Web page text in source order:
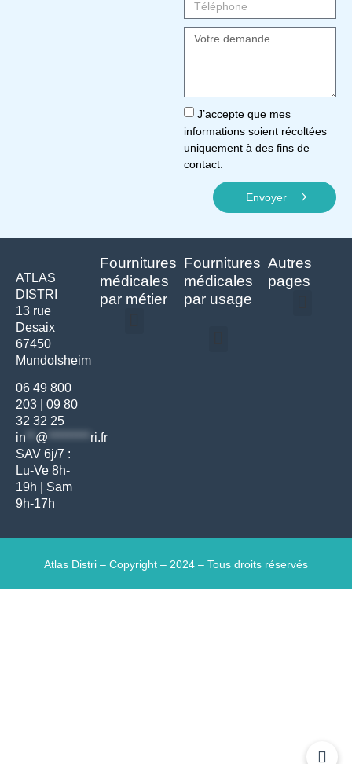
J’accepte que mes
informations soient récoltées
uniquement à des fins de
contact.
Envoyer
ATLAS
DISTRI
13 rue
Desaix
67450
Mundolsheim
06 49 800
203
09 80
32 32 25
in
@ ********* ri.fr
SAV 6j/7 :
Lu-Ve 8h-
19h | Sam
9h-17h
Fournitures
médicales
par métier
Fournitures
médicales
par usage
Autres
pages
Atlas Distri – Copyright – 2024 – Tous droits réservés